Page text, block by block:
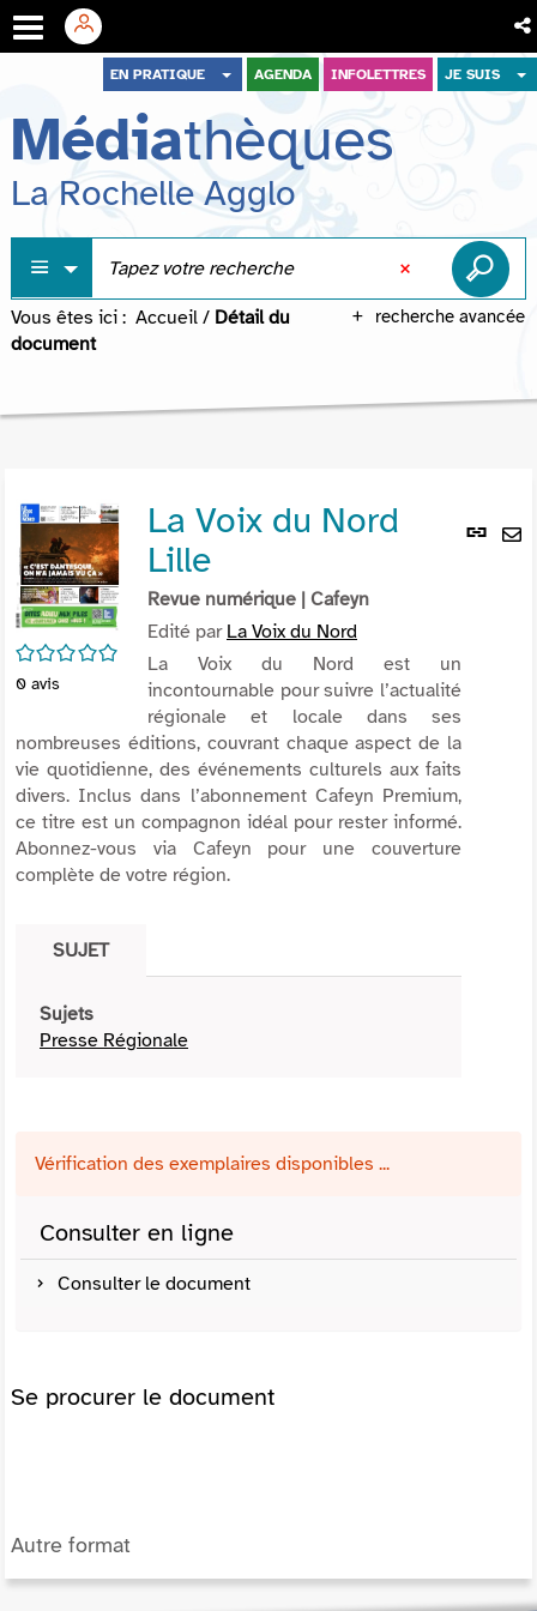
menu
contenu
recherche
EN PRATIQUE AGENDA INFOLETTRES JE SUIS
Médiathèques
La Rochelle Agglo
recherche avancée
Vous êtes ici : Accueil / Détail du
document
Lien
/5
0 avis
La Voix du Nord
Lille
Revue numérique | Cafeyn
Edité par La Voix du Nord
La Voix du Nord est un
incontournable pour suivre l’actualité
régionale et locale dans ses
nombreuses éditions, couvrant chaque aspect de la
vie quotidienne, des événements culturels aux faits
divers. Inclus dans l’abonnement Cafeyn Premium,
ce titre est un compagnon idéal pour rester informé.
Abonnez-vous via Cafeyn pour une couverture
complète de votre région.
SUJET
Sujets
Presse Régionale
Vérification des exemplaires disponibles ...
Consulter en ligne
Consulter le document
Se procurer le document
Autre format